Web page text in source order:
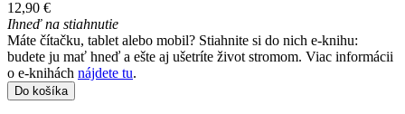
12,90 €
Ihneď na stiahnutie
Máte čítačku, tablet alebo mobil? Stiahnite si do nich e-knihu:
budete ju mať hneď a ešte aj ušetríte život stromom. Viac informácii
o e-knihách nájdete tu.
Do košíka